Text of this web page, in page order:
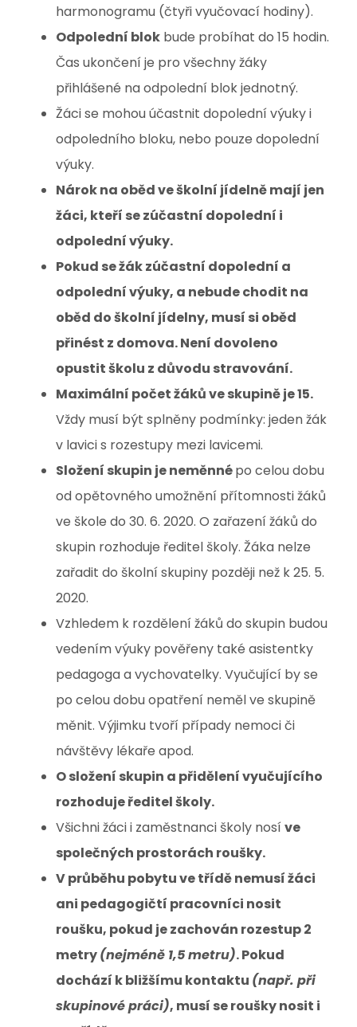
harmonogramu (čtyři vyučovací hodiny).
Odpolední blok bude probíhat do 15 hodin.
Čas ukončení je pro všechny žáky
přihlášené na odpolední blok jednotný.
Žáci se mohou účastnit dopolední výuky i
odpoledního bloku, nebo pouze dopolední
výuky.
Nárok na oběd ve školní jídelně mají jen
žáci, kteří se zúčastní dopolední i
odpolední výuky.
Pokud se žák zúčastní dopolední a
odpolední výuky, a nebude chodit na
oběd do školní jídelny, musí si oběd
přinést z domova. Není dovoleno
opustit školu z důvodu stravování.
Maximální počet žáků ve skupině je 15.
Vždy musí být splněny podmínky: jeden žák
v lavici s rozestupy mezi lavicemi.
Složení skupin je neměnnépo celou dobu
od opětovného umožnění přítomnosti žáků
ve škole do 30. 6. 2020. O zařazení žáků do
skupin rozhoduje ředitel školy. Žáka nelze
zařadit do školní skupiny později než k 25. 5.
2020.
Vzhledem k rozdělení žáků do skupin budou
vedením výuky pověřeny také asistentky
pedagoga a vychovatelky. Vyučující by se
po celou dobu opatření neměl ve skupině
měnit. Výjimku tvoří případy nemoci či
návštěvy lékaře apod.
O složení skupin a přidělení vyučujícího
rozhoduje ředitel školy.
Všichni žáci i zaměstnanci školy nosí ve
společných prostorách roušky.
V průběhu pobytu ve třídě nemusí žáci
ani pedagogičtí pracovníci nosit
roušku, pokud je zachován rozestup 2
metry(nejméně 1,5 metru). Pokud
dochází k bližšímu kontaktu (např. při
skupinové práci), musí se roušky nosit i